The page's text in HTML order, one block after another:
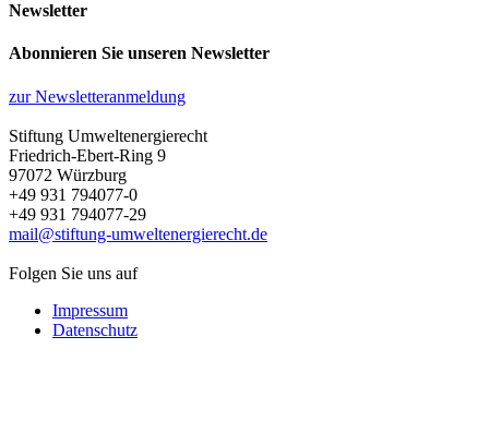
Newsletter
Abonnieren Sie unseren Newsletter
zur Newsletteranmeldung
Stiftung Umweltenergierecht
Friedrich-Ebert-Ring 9
97072 Würzburg
+49 931 794077-0
+49 931 794077-29
mail@stiftung-umweltenergierecht.de
Folgen Sie uns auf
Impressum
Datenschutz